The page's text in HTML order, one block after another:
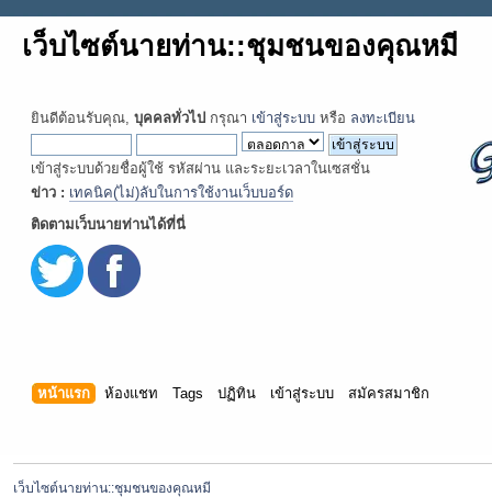
เว็บไซต์นายท่าน::ชุมชนของคุณหมี
ยินดีต้อนรับคุณ, บุคคลทั่วไป กรุณา เข้าสู่ระบบ หรือ ลงทะเบียน
เข้าสู่ระบบด้วยชื่อผู้ใช้ รหัสผ่าน และระยะเวลาในเซสชั่น
ข่าว : เทคนิค(ไม่)ลับในการใช้งานเว็บบอร์ด
ติดตามเว็บนายท่านได้ที่นี่
หน้าแรก ห้องแชท Tags ปฏิทิน เข้าสู่ระบบ สมัครสมาชิก
เว็บไซต์นายท่าน::ชุมชนของคุณหมี